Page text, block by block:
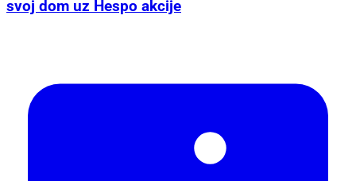
svoj dom uz Hespo akcije